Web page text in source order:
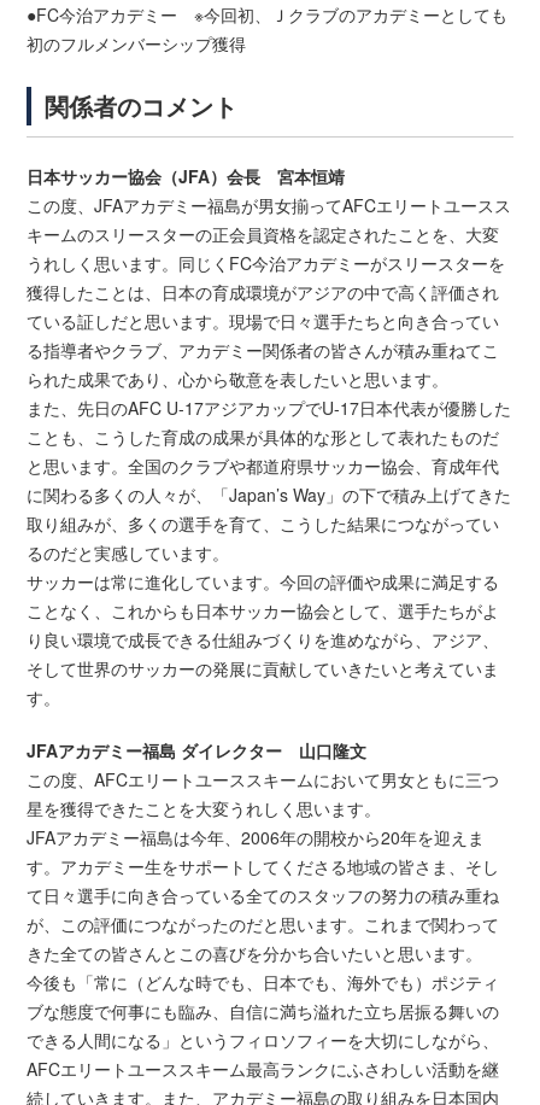
●FC今治アカデミー ※今回初、Ｊクラブのアカデミーとしても
初のフルメンバーシップ獲得
関係者のコメント
日本サッカー協会（JFA）会長 宮本恒靖
この度、JFAアカデミー福島が男女揃ってAFCエリートユースス
キームのスリースターの正会員資格を認定されたことを、大変
うれしく思います。同じくFC今治アカデミーがスリースターを
獲得したことは、日本の育成環境がアジアの中で高く評価され
ている証しだと思います。現場で日々選手たちと向き合ってい
る指導者やクラブ、アカデミー関係者の皆さんが積み重ねてこ
られた成果であり、心から敬意を表したいと思います。
また、先日のAFC U-17アジアカップでU-17日本代表が優勝した
ことも、こうした育成の成果が具体的な形として表れたものだ
と思います。全国のクラブや都道府県サッカー協会、育成年代
に関わる多くの人々が、「Japan’s Way」の下で積み上げてきた
取り組みが、多くの選手を育て、こうした結果につながってい
るのだと実感しています。
サッカーは常に進化しています。今回の評価や成果に満足する
ことなく、これからも日本サッカー協会として、選手たちがよ
り良い環境で成長できる仕組みづくりを進めながら、アジア、
そして世界のサッカーの発展に貢献していきたいと考えていま
す。
JFAアカデミー福島 ダイレクター 山口隆文
この度、AFCエリートユーススキームにおいて男女ともに三つ
星を獲得できたことを大変うれしく思います。
JFAアカデミー福島は今年、2006年の開校から20年を迎えま
す。アカデミー生をサポートしてくださる地域の皆さま、そし
て日々選手に向き合っている全てのスタッフの努力の積み重ね
が、この評価につながったのだと思います。これまで関わって
きた全ての皆さんとこの喜びを分かち合いたいと思います。
今後も「常に（どんな時でも、日本でも、海外でも）ポジティ
ブな態度で何事にも臨み、自信に満ち溢れた立ち居振る舞いの
できる人間になる」というフィロソフィーを大切にしながら、
AFCエリートユーススキーム最高ランクにふさわしい活動を継
続していきます。また、アカデミー福島の取り組みを日本国内